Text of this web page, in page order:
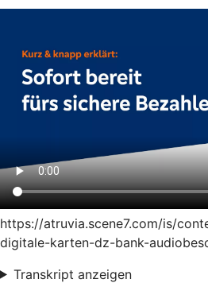
https://atruvia.scene7.com/is/
digitale-karten-dz-bank-
Transkript anzeigen